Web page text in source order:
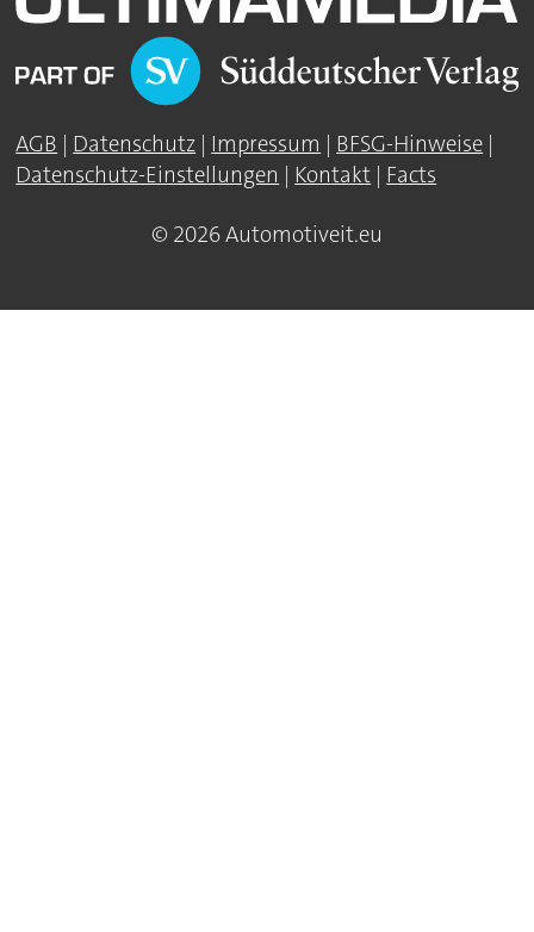
AGB | Datenschutz | Impressum | BFSG-Hinweise |
Datenschutz-Einstellungen | Kontakt | Facts
© 2026 Automotiveit.eu